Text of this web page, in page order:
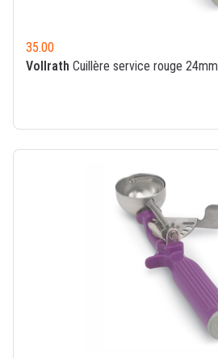
35.00
Vollrath Cuillère service rouge 24mm